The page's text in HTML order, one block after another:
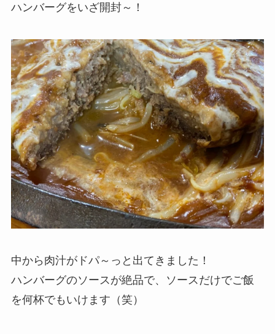
ハンバーグをいざ開封～！
中から肉汁がドパ～っと出てきました！
ハンバーグのソースが絶品で、ソースだけでご飯
を何杯でもいけます（笑）